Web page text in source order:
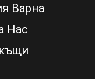
Варна
Нас